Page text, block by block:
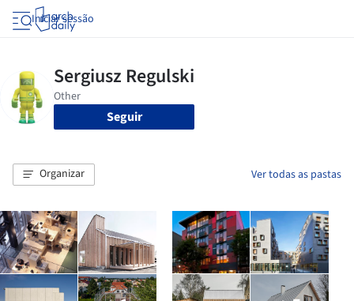
Iniciar sessão
Seguir
Organizar Ver todas as pastas